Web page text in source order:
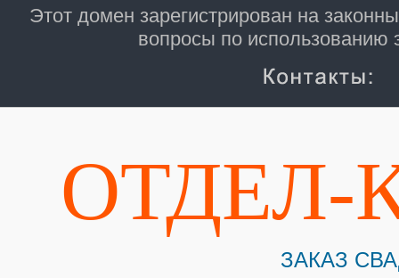
Этот домен зарегистрирован на
вопросы по использованию
ОТДЕЛ-
ЗАКАЗ